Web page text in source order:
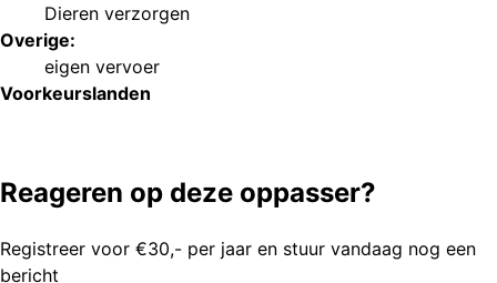
Dieren verzorgen
Overige:
eigen vervoer
Voorkeurslanden
Reageren op deze oppasser?
Registreer voor €30,- per jaar en stuur vandaag nog een
bericht